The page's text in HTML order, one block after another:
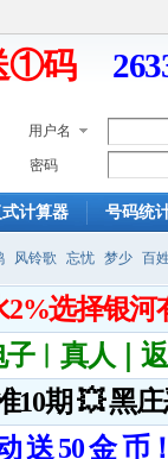
①码
用户名
密码
计算器 号码统
风铃歌 忘忧 梦少 百